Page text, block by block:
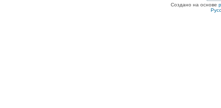
Создано на основе